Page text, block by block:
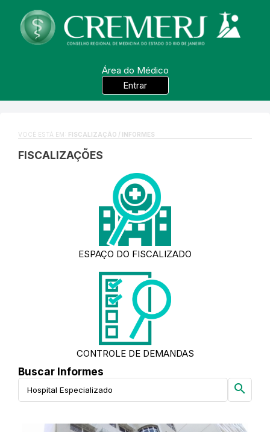
Área do Médico
Entrar
VOCÊ ESTÁ EM: FISCALIZAÇÃO / INFORMES
FISCALIZAÇÕES
ESPAÇO DO FISCALIZADO
CONTROLE DE DEMANDAS
Buscar Informes
search